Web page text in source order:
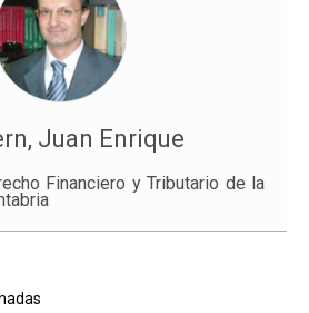
Juan Enrique
Financiero y Tributario de la